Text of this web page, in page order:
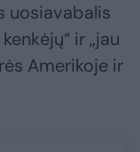
uosiavabalis
ir „jau
Amerikoje ir